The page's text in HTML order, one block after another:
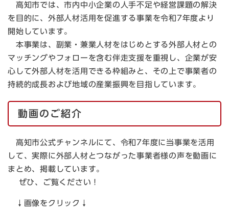
高知市では、市内中小企業の人手不足や経営課題の解決
を目的に、外部人材活用を促進する事業を令和7年度より
開始しています。
本事業は、副業・兼業人材をはじめとする外部人材との
マッチングやフォローを含む伴走支援を重視し、企業が安
心して外部人材を活用できる枠組みと、その上で事業者の
持続的成長および地域の産業振興を目指しています。
動画のご紹介
高知市公式チャンネルにて、令和7年度に当事業を活用
して、実際に外部人材とつながった事業者様の声を動画に
まとめ、掲載しています。
ぜひ、ご覧ください！
↓画像をクリック↓